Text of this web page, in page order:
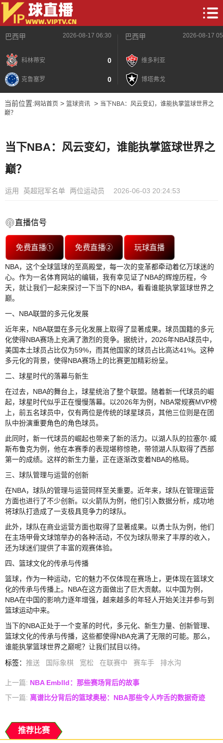
巴西甲 2026-08-17 06:30
科林蒂安 0
克鲁塞罗 0
巴西甲 2026-08-17
维多利亚
博塔弗戈
当前位置: 网站首页> 篮球资讯> 当下NBA：风云变幻，谁能执掌篮球世界之
巅？
当下NBA：风云变幻，谁能执掌篮球世界之
巅？
运用 英超冠军名单 两位运动员 2026-06-03 20:24:53
直播信号
免费直播① 免费直播② 玩球直播
NBA，这个全球篮球的至高殿堂，每一次的变革都牵动着亿万球迷的
心。作为一名体育网站的编辑，我有幸见证了NBA的辉煌历程，今
天，就让我们一起来探讨一下当下的NBA，看看谁能执掌篮球世界之
巅。
一、NBA联盟的多元化发展
近年来，NBA联盟在多元化发展上取得了显著成果。球员国籍的多元
化使得NBA赛场上充满了激烈的竞争。据统计，2026年NBA球员中，
美国本土球员占比仅为59%，而其他国家的球员占比高达41%。这种
多元化的背景，使得NBA赛场上的比赛更加精彩纷呈。
二、球星时代的落幕与新生
在过去，NBA的舞台上，球星统治了整个联盟。随着新一代球员的崛
起，球星时代似乎正在慢慢落幕。以2026年为例，NBA常规赛MVP榜
上，前五名球员中，仅有两位是传统的球星球员，其他三位则是在团
队中扮演重要角色的角色球员。
此同时，新一代球员的崛起也带来了新的活力。以湖人队的拉塞尔·威
斯布鲁克为例，他在本赛季的表现堪称惊艳，带领湖人队取得了西部
第一的成绩。这样的新生力量，正在逐渐改变着NBA的格局。
三、球队管理与运营的创新
在NBA，球队的管理与运营同样至关重要。近年来，球队在管理运营
方面也进行了不少创新。以火箭队为例，他们引入数据分析，成功地
将球队打造成了一支极具竞争力的球队。
此外，球队在商业运营方面也取得了显著成果。以勇士队为例，他们
在主场甲骨文球馆举办的各种活动，不仅为球队带来了丰厚的收入，
还为球迷们提供了丰富的观赛体验。
四、篮球文化的传承与传播
篮球，作为一种运动，它的魅力不仅体现在赛场上，更体现在篮球文
化的传承与传播上。NBA在这方面做出了巨大贡献。以中国为例，
NBA在中国的影响力逐年增强，越来越多的年轻人开始关注并参与到
篮球运动中来。
当下的NBA正处于一个变革的时代，多元化、新生力量、创新管理、
篮球文化的传承与传播，这些都使得NBA充满了无限的可能。那么，
谁能执掌篮球世界之巅呢？让我们拭目以待。
标签： 推送 国际象棋 宽松 在联赛中 赛车手 排水沟
上一篇: NBA Emblld：那些赛场背后的故事
下一篇: 离谱比分背后的篮球奥秘：NBA那些令人咋舌的数据奇迹
推荐比赛